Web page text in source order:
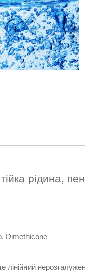
рідина,
Dimethicone
лінійний